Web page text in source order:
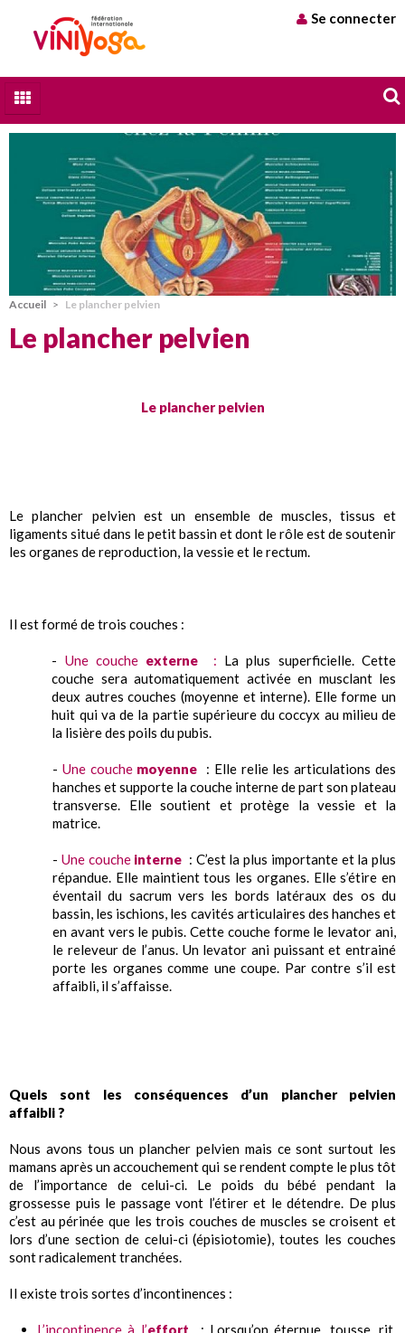
Se connecter
Qui sommes nous
A chacun son Yoga
Stages et formations
Trouver un professeur
Accueil > Le plancher pelvien
Le plancher pelvien
Le plancher pelvien
Le plancher pelvien est un ensemble de muscles, tissus et
ligaments situé dans le petit bassin et dont le rôle est de soutenir
les organes de reproduction, la vessie et le rectum.
Il est formé de trois couches :
- Une couche externe : La plus superficielle. Cette
couche sera automatiquement activée en musclant les
deux autres couches (moyenne et interne). Elle forme un
huit qui va de la partie supérieure du coccyx au milieu de
la lisière des poils du pubis.
- Une couche moyenne
: Elle relie les articulations des
hanches et supporte la couche interne de part son plateau
transverse. Elle soutient et protège la vessie et la
matrice.
- Une couche interne : C’est la plus importante et la plus
répandue. Elle maintient tous les organes. Elle s’étire en
éventail du sacrum vers les bords latéraux des os du
bassin, les ischions, les cavités articulaires des hanches et
en avant vers le pubis. Cette couche forme le levator ani,
le releveur de l’anus. Un levator ani puissant et entrainé
porte les organes comme une coupe. Par contre s’il est
affaibli, il s’affaisse.
Quels sont les conséquences d’un plancher pelvien
affaibli ?
Nous avons tous un plancher pelvien mais ce sont surtout les
mamans après un accouchement qui se rendent compte le plus tôt
de l’importance de celui-ci. Le poids du bébé pendant la
grossesse puis le passage vont l’étirer et le détendre. De plus
c’est au périnée que les trois couches de muscles se croisent et
lors d’une section de celui-ci (épisiotomie), toutes les couches
sont radicalement tranchées.
Il existe trois sortes d’incontinences :
L’incontinence à l’effort
: Lorsqu’on éternue, tousse, rit,